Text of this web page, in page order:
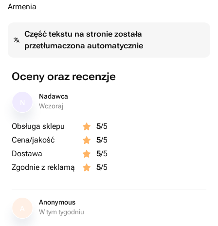
Armenia
Część tekstu na stronie została
przetłumaczona automatycznie
Oceny oraz recenzje
Nadawca
Wczoraj
Obsługa sklepu 5/5
Cena/jakość
5/5
Dostawa
5/5
Zgodnie z reklamą
5/5
A
Anonymous
W tym tygodniu